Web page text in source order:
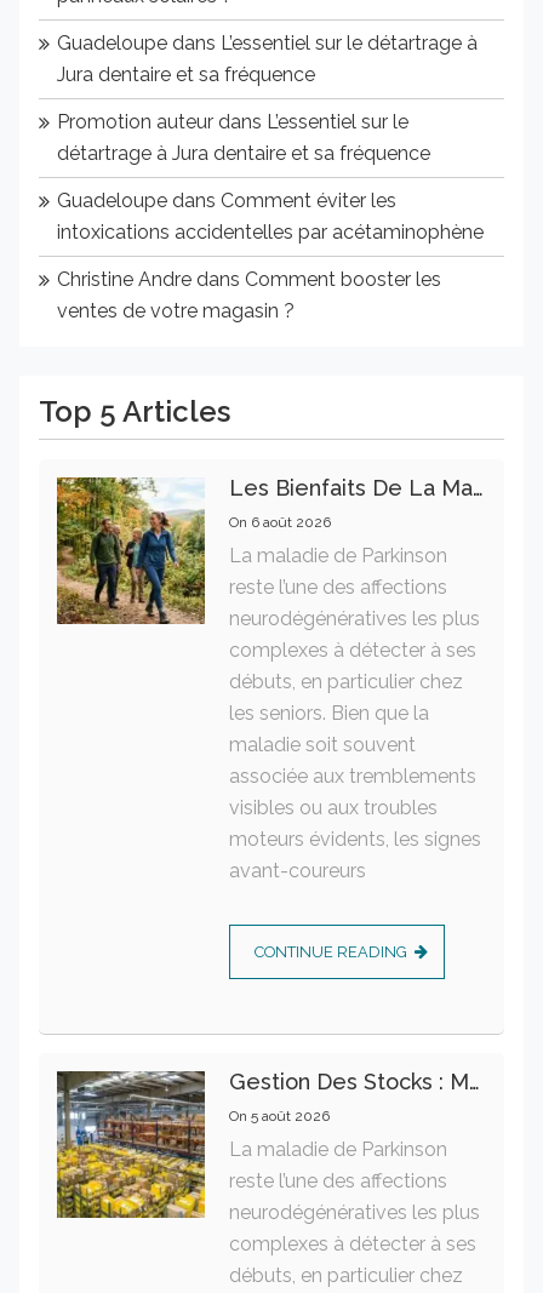
Guadeloupe dans L’essentiel sur le détartrage à
Jura dentaire et sa fréquence
Promotion auteur dans L’essentiel sur le
détartrage à Jura dentaire et sa fréquence
Guadeloupe dans Comment éviter les
intoxications accidentelles par acétaminophène
Christine Andre dans Comment booster les
ventes de votre magasin ?
Top 5 Articles
Les Bienfaits De La Marche Sur La Santé Physique Et Mentale
On 6 août 2026
La maladie de Parkinson
reste l’une des affections
neurodégénératives les plus
complexes à détecter à ses
débuts, en particulier chez
les seniors. Bien que la
maladie soit souvent
associée aux tremblements
visibles ou aux troubles
moteurs évidents, les signes
avant-coureurs
CONTINUE READING
Gestion Des Stocks : Meilleures Pratiques Intralogistiques
On 5 août 2026
La maladie de Parkinson
reste l’une des affections
neurodégénératives les plus
complexes à détecter à ses
débuts, en particulier chez